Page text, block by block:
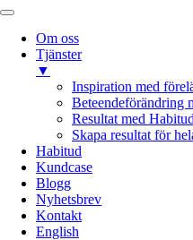
Om oss
Tjänster
▼
Inspiration med
Beteendeförändring
Resultat med
Skapa resultat för
Habitud
Kundcase
Blogg
Nyhetsbrev
Kontakt
English